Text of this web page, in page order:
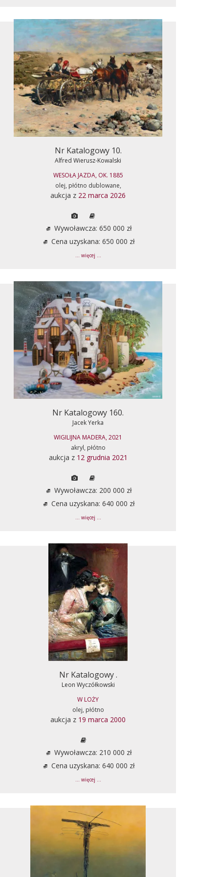
Nr Katalogowy 10.
Alfred Wierusz-Kowalski
WESOŁA JAZDA, OK. 1885
olej, płótno dublowane,
aukcja z 22 marca 2026
Wywoławcza: 650 000 zł
Cena uzyskana: 650 000 zł
... więcej ...
Nr Katalogowy 160.
Jacek Yerka
WIGILIJNA MADERA, 2021
akryl, płótno
aukcja z 12 grudnia 2021
Wywoławcza: 200 000 zł
Cena uzyskana: 640 000 zł
... więcej ...
Nr Katalogowy .
Leon Wyczółkowski
W LOŻY
olej, płótno
aukcja z 19 marca 2000
Wywoławcza: 210 000 zł
Cena uzyskana: 640 000 zł
... więcej ...